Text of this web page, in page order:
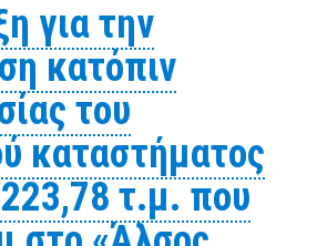
ΚΟΙΝΟΤΙΚΟΥ
ΚΑΤΑΣΤΗΜΑΤΟΣ ΣΤΗΝ
ΠΛΑΤΕΙΑ ΑΪΔΙΝΙΟΥ Δ.Ε.
Ν.ΑΓΧΙΑΛΟΥ
για την
κατόπιν
του
καταστήματος
τ.μ. που